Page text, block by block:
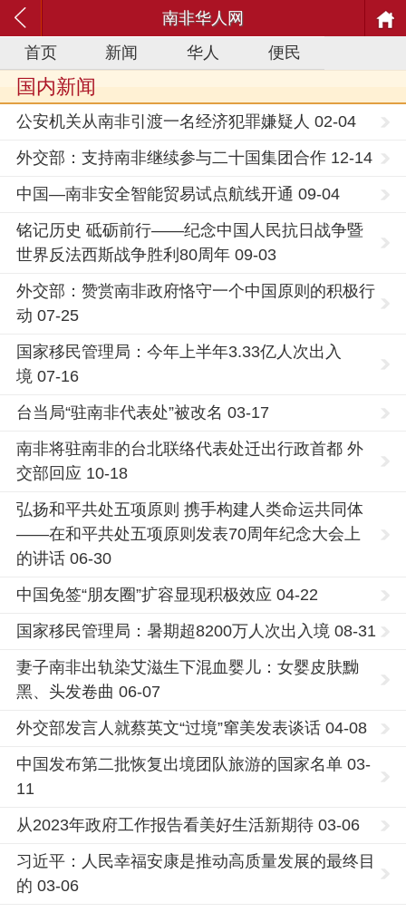
南非华人网
首页
新闻 华人 便民
国内新闻
公安机关从南非引渡一名经济犯罪嫌疑人 02-04
外交部：支持南非继续参与二十国集团合作 12-14
中国—南非安全智能贸易试点航线开通 09-04
铭记历史 砥砺前行——纪念中国人民抗日战争暨
世界反法西斯战争胜利80周年 09-03
外交部：赞赏南非政府恪守一个中国原则的积极行
动 07-25
国家移民管理局：今年上半年3.33亿人次出入
境 07-16
台当局“驻南非代表处”被改名 03-17
南非将驻南非的台北联络代表处迁出行政首都 外
交部回应 10-18
弘扬和平共处五项原则 携手构建人类命运共同体
——在和平共处五项原则发表70周年纪念大会上
的讲话 06-30
中国免签“朋友圈”扩容显现积极效应 04-22
国家移民管理局：暑期超8200万人次出入境 08-31
妻子南非出轨染艾滋生下混血婴儿：女婴皮肤黝
黑、头发卷曲 06-07
外交部发言人就蔡英文“过境”窜美发表谈话 04-08
中国发布第二批恢复出境团队旅游的国家名单 03-
11
从2023年政府工作报告看美好生活新期待 03-06
习近平：人民幸福安康是推动高质量发展的最终目
的 03-06